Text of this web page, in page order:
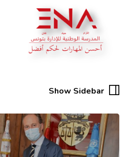
Show Sidebar